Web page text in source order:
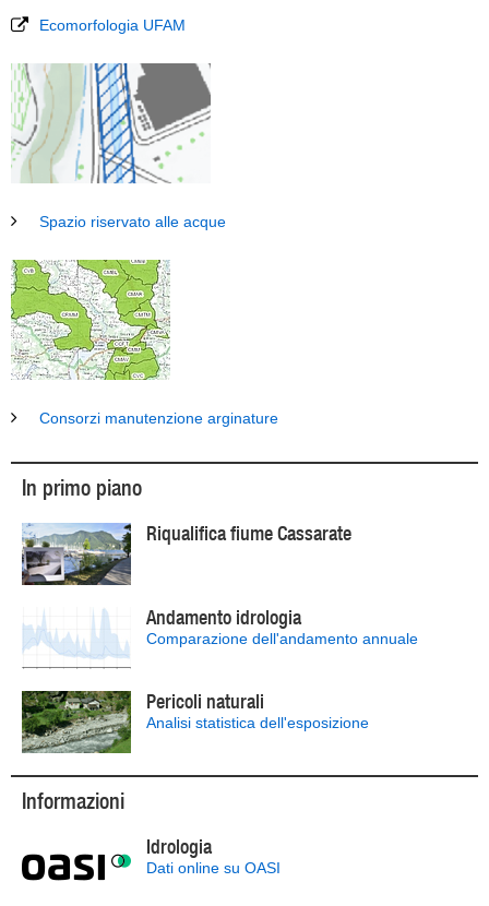
Ecomorfologia UFAM
Spazio riservato alle acque
Consorzi manutenzione arginature
In primo piano
Riqualifica fiume Cassarate
Andamento idrologia
Comparazione dell'andamento annuale
Pericoli naturali
Analisi statistica dell'esposizione
Informazioni
Idrologia
Dati online su OASI